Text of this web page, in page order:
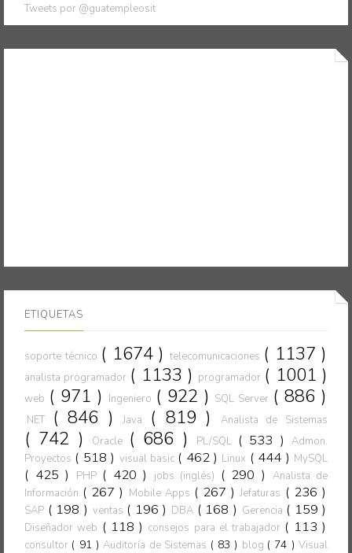
Tweets por @guatempleosit
ETIQUETAS
soporte técnico ( 1674 ) telecomunicaciones ( 1137 )
analista programador ( 1133 ) programador ( 1001 )
web ( 971 ) Ingeniero ( 922 ) SQL Server ( 886 )
.NET ( 846 )Java ( 819 ) Analista de Sistemas
( 742 ) Oracle ( 686 ) PL/SQL ( 533 )Admon.
Proyectos ( 518 ) visual basic ( 462 ) Linux ( 444 ) MySQL
( 425 ) PHP ( 420 ) jobs (inglés) ( 290 )
Analista de
Información ( 267 ) Mobile Apps ( 267 )Jefaturas ( 236 )
SAP ( 198 ) ventas ( 196 ) DBA ( 168 ) Gerencia ( 159 )
Diseñador web ( 118 ) consejos para el trabajador ( 113 )
consultor ( 91 )Auditoría de Sistemas ( 83 ) blog ( 74 )Visual